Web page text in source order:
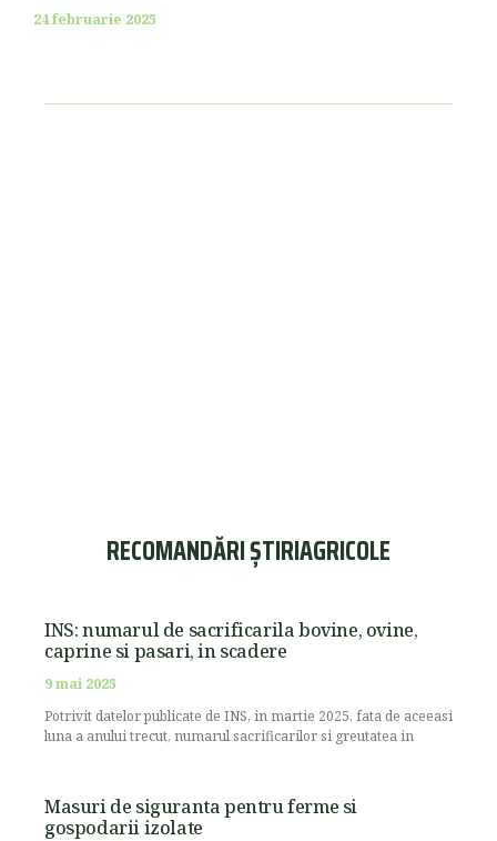
24 februarie 2025
RECOMANDĂRI ȘTIRIAGRICOLE
INS: numarul de sacrificarila bovine, ovine,
caprine si pasari, in scadere
9 mai 2025
Potrivit datelor publicate de INS, in martie 2025, fata de aceeasi
luna a anului trecut, numarul sacrificarilor si greutatea in
Masuri de siguranta pentru ferme si
gospodarii izolate